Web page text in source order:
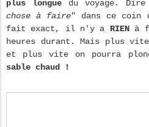
plus longue du voyage.
chose à faire" dans ce coin
fait exact, il n'y a RIENà
heures durant. Mais plus
et plus vite on pourra
sable chaud !